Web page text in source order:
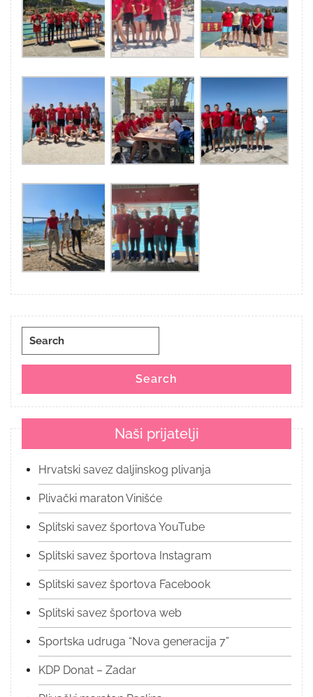
Search
Search
Naši prijatelji
Hrvatski savez daljinskog plivanja
Plivački maraton Vinišće
Splitski savez športova YouTube
Splitski savez športova Instagram
Splitski savez športova Facebook
Splitski savez športova web
Sportska udruga “Nova generacija 7”
KDP Donat – Zadar